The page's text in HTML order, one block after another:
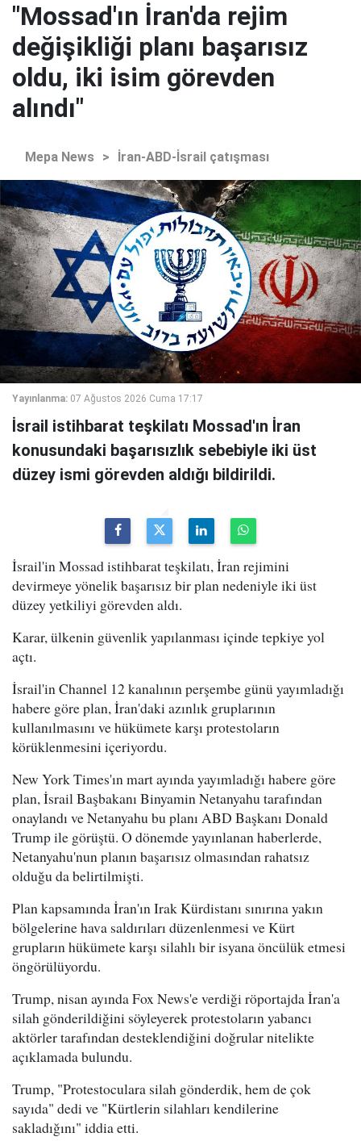
"Mossad'ın İran'da rejim
değişikliği planı başarısız
oldu, iki isim görevden
alındı"
Mepa News > İran-ABD-İsrail çatışması
Yayınlanma: 07 Ağustos 2026 Cuma 17:17
İsrail istihbarat teşkilatı Mossad'ın İran
konusundaki başarısızlık sebebiyle iki üst
düzey ismi görevden aldığı bildirildi.
İsrail'in Mossad istihbarat teşkilatı, İran rejimini
devirmeye yönelik başarısız bir plan nedeniyle iki üst
düzey yetkiliyi görevden aldı.
Karar, ülkenin güvenlik yapılanması içinde tepkiye yol
açtı.
İsrail'in Channel 12 kanalının perşembe günü yayımladığı
habere göre plan, İran'daki azınlık gruplarının
kullanılmasını ve hükümete karşı protestoların
körüklenmesini içeriyordu.
New York Times'ın mart ayında yayımladığı habere göre
plan, İsrail Başbakanı Binyamin Netanyahu tarafından
onaylandı ve Netanyahu bu planı ABD Başkanı Donald
Trump ile görüştü. O dönemde yayınlanan haberlerde,
Netanyahu'nun planın başarısız olmasından rahatsız
olduğu da belirtilmişti.
Plan kapsamında İran'ın Irak Kürdistanı sınırına yakın
bölgelerine hava saldırıları düzenlenmesi ve Kürt
grupların hükümete karşı silahlı bir isyana öncülük etmesi
öngörülüyordu.
Trump, nisan ayında Fox News'e verdiği röportajda İran'a
silah gönderildiğini söyleyerek protestoların yabancı
aktörler tarafından desteklendiğini doğrular nitelikte
açıklamada bulundu.
Trump, "Protestoculara silah gönderdik, hem de çok
sayıda" dedi ve "Kürtlerin silahları kendilerine
sakladığını" iddia etti.